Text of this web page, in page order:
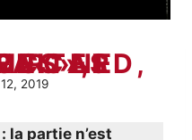
2019
la partie n’est